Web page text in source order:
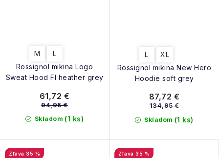
Rossignol mikina Logo
Sweat Hood Fl heather grey
M L
Skladom (1 ks)
61,72 €
94,95 €
Rossignol mikina New Hero
Hoodie soft grey
L XL
Skladom (1 ks)
87,72 €
134,95 €
35 % 35 %